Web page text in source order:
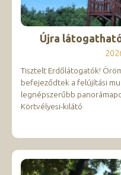
Újra
Tisztelt Erdőlátogatók!
befejeződtek a felújítási
legnépszerűbb
Körtvélyesi-kilátó